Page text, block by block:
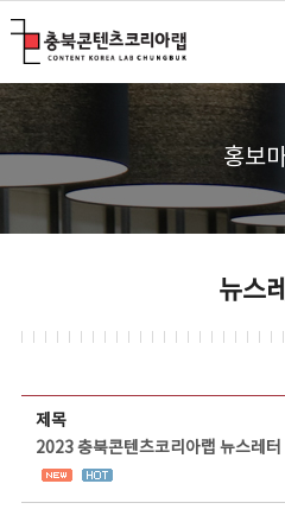
홍보
뉴스
제목
2023 충북콘텐츠코리아랩 뉴스레